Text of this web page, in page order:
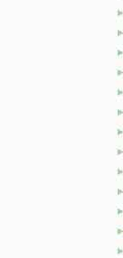
►
►
►
►
►
►
►
►
►
►
►
►
►